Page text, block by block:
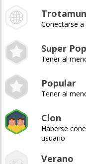
Conectarse
Super
Tener al
Popular
Tener al
Clon
Haberse
usuario
Verano